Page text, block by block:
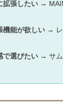
拡張したい →
機能が欲しい → レ
で選びたい → サム